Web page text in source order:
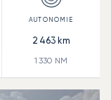
2 463km
1 330 NM